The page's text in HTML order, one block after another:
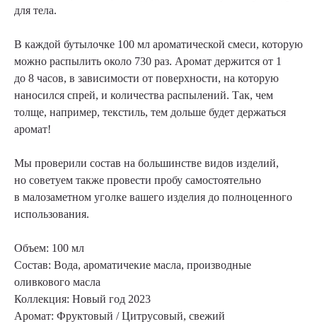
для тела.
В каждой бутылочке 100 мл ароматической смеси, которую
можно распылить около 730 раз. Аромат держится от 1
до 8 часов, в зависимости от поверхности, на которую
наносился спрей, и количества распылений. Так, чем
толще, например, текстиль, тем дольше будет держаться
аромат!
Мы проверили состав на большинстве видов изделий,
но советуем также провести пробу самостоятельно
в малозаметном уголке вашего изделия до полноценного
использования.
Объем: 100 мл
Состав: Вода, ароматичекие масла, производные
оливкового масла
Коллекция: Новый год 2023
Аромат: Фруктовый / Цитрусовый, свежий